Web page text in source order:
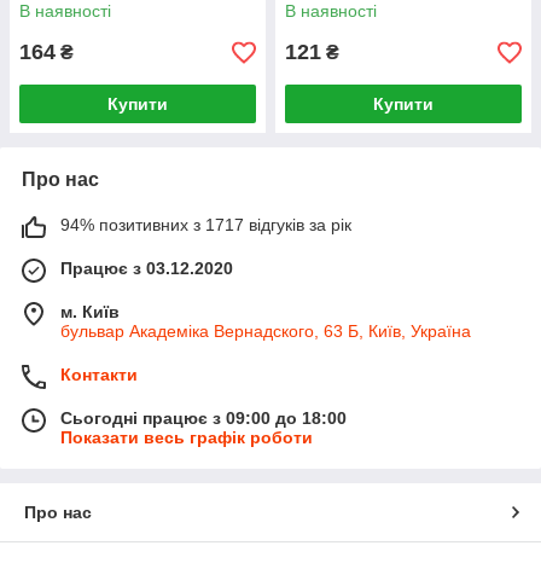
В наявності
164 ₴
Купити
В наявності
121 ₴
Купити
Про нас
94% позитивних з 1717 відгуків за рік
Працює з 03.12.2020
м. Київ
бульвар Академіка Вернадского, 63 Б, Київ, Україна
Контакти
Сьогодні працює з 09:00 до 18:00
Показати весь графік роботи
Про нас